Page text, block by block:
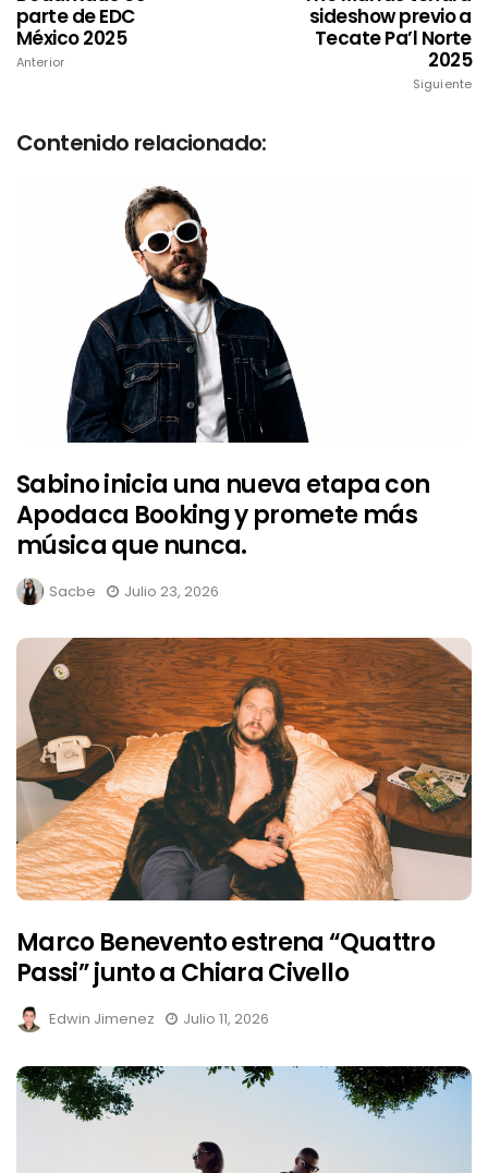
parte de EDC
México 2025
Anterior
sideshow previo a
Tecate Pa’l Norte
2025
Siguiente
Contenido relacionado:
Sabino inicia una nueva etapa con
Apodaca Booking y promete más
música que nunca.
Sacbe Julio 23, 2026
Marco Benevento estrena “Quattro
Passi” junto a Chiara Civello
Edwin Jimenez Julio 11, 2026